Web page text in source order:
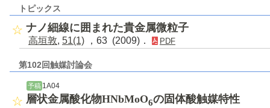
トピックス
ナノ細線に囲まれた貴金属微粒子
高垣敦, 51(1) ，63 (2009)． PDF
第102回触媒討論会
予稿 1A04
層状金属酸化物HNbMoO6の固体酸触媒特性